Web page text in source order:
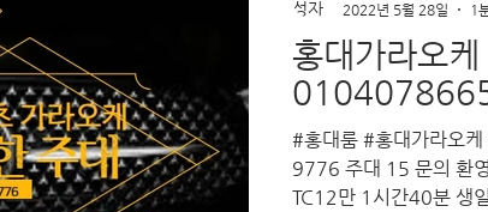
홍대가라오
#홍대룸 #홍대가라오
9776 주대 15 문의 환
TC12만 1시간40분 생일 및 각종 이벤트 저렴한 주대로 최고
2022년 5월 28일
1